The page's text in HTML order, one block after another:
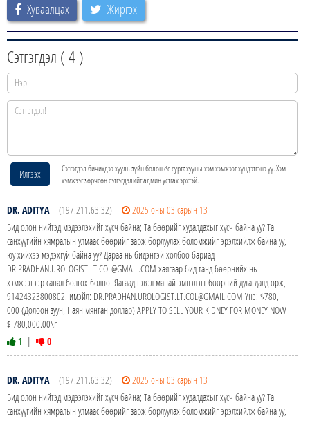
Хуваалцах Жиргэх
Сэтгэгдэл (4)
Илгээх
Сэтгэгдэл бичихдээ хууль зүйн болон ёс суртахууны хэм хэмжээг хүндэтгэнэ үү. Хэм
хэмжээг зөрчсөн сэтгэгдэлийг админ устгах эрхтэй.
DR. ADITYA (197.211.63.32)
2025 оны 03 сарын 13
Бид олон нийтэд мэдээлэхийг хүсч байна; Та бөөрийг худалдахыг хүсч байна уу? Та
санхүүгийн хямралын улмаас бөөрийг зарж борлуулах боломжийг эрэлхийлж байна уу,
юу хийхээ мэдэхгүй байна уу? Дараа нь бидэнтэй холбоо бариад
DR.PRADHAN.UROLOGIST.LT.COL@GMAIL.COM хаягаар бид танд бөөрнийх нь
хэмжээгээр санал болгох болно. Яагаад гэвэл манай эмнэлэгт бөөрний дутагдалд орж,
91424323800802. имэйл: DR.PRADHAN.UROLOGIST.LT.COL@GMAIL.COM Yнэ: $780,
000 (Долоон зуун, Наян мянган доллар) APPLY TO SELL YOUR KIDNEY FOR MONEY NOW
$ 780,000.00\n
1 | 0
DR. ADITYA (197.211.63.32)
2025 оны 03 сарын 13
Бид олон нийтэд мэдээлэхийг хүсч байна; Та бөөрийг худалдахыг хүсч байна уу? Та
санхүүгийн хямралын улмаас бөөрийг зарж борлуулах боломжийг эрэлхийлж байна уу,